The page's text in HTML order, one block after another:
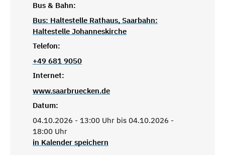
Bus & Bahn:
Bus: Haltestelle Rathaus, Saarbahn:
Haltestelle Johanneskirche
Telefon:
+49 681 9050
Internet:
www.saarbruecken.de
Datum:
04.10.2026 - 13:00 Uhr bis 04.10.2026 -
18:00 Uhr
in Kalender speichern